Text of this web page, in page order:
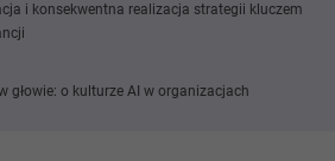
i konsekwentna realizacja strategii kluczem
głowie: o kulturze AI w organizacjach